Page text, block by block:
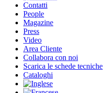
Contatti
People
Magazine
Press
Video
Area Cliente
Collabora con noi
Scarica le schede tecniche
Cataloghi